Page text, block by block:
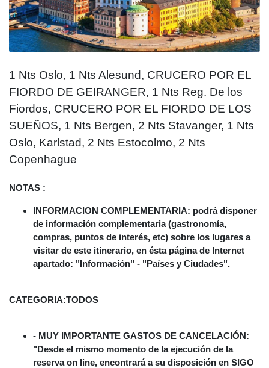
1 Nts Oslo, 1 Nts Alesund, CRUCERO POR EL
FIORDO DE GEIRANGER, 1 Nts Reg. De los
Fiordos, CRUCERO POR EL FIORDO DE LOS
SUEÑOS, 1 Nts Bergen, 2 Nts Stavanger, 1 Nts
Oslo, Karlstad, 2 Nts Estocolmo, 2 Nts
Copenhague
NOTAS :
INFORMACION COMPLEMENTARIA: podrá disponer
de información complementaria (gastronomía,
compras, puntos de interés, etc) sobre los lugares a
visitar de este itinerario, en ésta página de Internet
apartado: "Información" - "Países y Ciudades".
CATEGORIA:TODOS
- MUY IMPORTANTE GASTOS DE CANCELACIÓN:
"Desde el mismo momento de la ejecución de la
reserva on line, encontrará a su disposición en SIGO